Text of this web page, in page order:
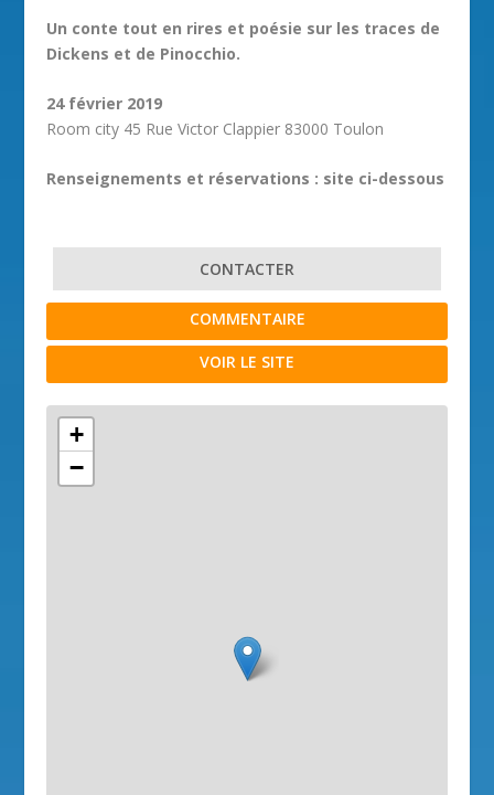
Un conte tout en rires et poésie sur les traces de
Dickens et de Pinocchio.
24 février 2019
Room city 45 Rue Victor Clappier 83000 Toulon
Renseignements et réservations : site ci-dessous
CONTACTER
COMMENTAIRE
VOIR LE SITE
+
−